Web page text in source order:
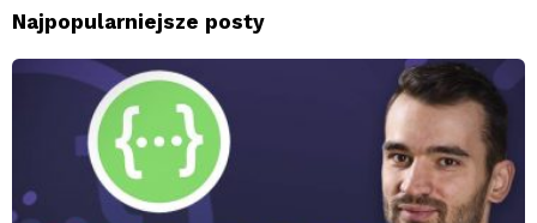
Najpopularniejsze posty